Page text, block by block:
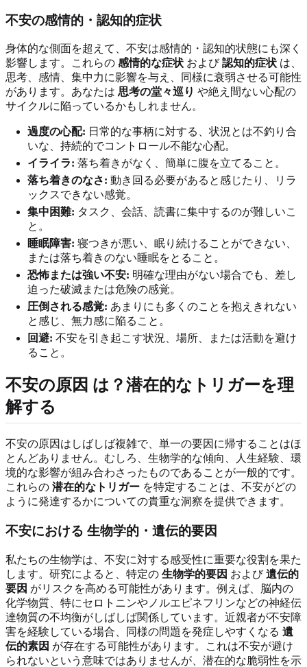
不安の感情的・認知的症状
身体的な側面を超えて、不安は感情的・認知的状態にも深く
影響します。これらの 感情的な症状 および認知的症状 は、
思考、感情、集中力に影響を与え、同様に衰弱させる可能性
があります。あなたは 思考の堂々巡り や絶え間ない心配の
サイクルに陥っているかもしれません。
過度の心配: 日常的な事柄に対する、状況とは不釣り合
いな、持続的でコントロール不能な心配。
イライラ: 落ち着きがなく、簡単に腹を立てること。
落ち着きのなさ: 動き回る必要があると感じたり、リラ
ックスできない感覚。
集中困難: タスク、会話、読書に集中するのが難しいこ
と。
睡眠障害: 寝つきが悪い、眠り続けることができない、
または落ち着きのない睡眠をとること。
恐怖または強い不安: 明確な理由がない場合でも、差し
迫った破滅または危険の感覚。
圧倒される感覚: あまりにも多くのことを抱えきれない
と感じ、無力感に陥ること。
回避: 不安を引き起こす状況、場所、または活動を避け
ること。
不安の原因 は？潜在的なトリガーを理
解する
不安の原因はしばしば複雑で、単一の要因に帰することはほ
とんどありません。むしろ、生物学的な傾向、人生経験、環
境的な影響が組み合わさったものであることが一般的です。
これらの 潜在的なトリガー を特定することは、不安がどの
ように発達するかについての貴重な洞察を提供できます。
不安における 生物学的・遺伝的要因
私たちの生物学は、不安に対する感受性に重要な役割を果た
します。研究によると、特定の 生物学的要因 および遺伝的
要因 がリスクを高める可能性があります。例えば、脳内の
化学物質、特にセロトニンやノルエピネフリンなどの神経伝
達物質の不均衡がしばしば関係しています。近親者が不安障
害を経験している場合、同様の問題を発症しやすくなる 遺
伝的素因 が存在する可能性があります。これは不安が避け
られないという意味ではありませんが、潜在的な脆弱性を示